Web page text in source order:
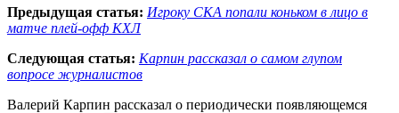
Предыдущая статья: Игроку СКА попали коньком в лицо в
матче плей-офф КХЛ
Следующая статья: Карпин рассказал о самом глупом
вопросе журналистов
Валерий Карпин рассказал о периодически появляющемся